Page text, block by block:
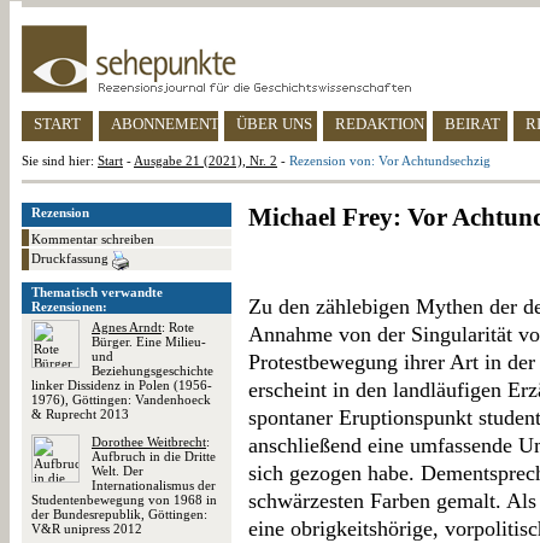
START ABONNEMENT ÜBER UNS REDAKTION BEIRAT
Sie sind hier: Start - Ausgabe 21 (2021), Nr. 2 - Rezension von: Vor Achtundsechzig
Rezension
Kommentar schreiben
Druckfassung
Thematisch verwandte
Rezensionen:
Agnes Arndt: Rote
Bürger. Eine Milieu-
und
Beziehungsgeschichte
linker Dissidenz in Polen (1956-
1976), Göttingen: Vandenhoeck
& Ruprecht 2013
Dorothee Weitbrecht:
Aufbruch in die Dritte
Welt. Der
Internationalismus der
Studentenbewegung von 1968 in
der Bundesrepublik, Göttingen:
V&R unipress 2012
Michael Frey: Vor
Zu den zählebigen Mythen der
Annahme von der Singularität
Protestbewegung ihrer Art in
erscheint in den landläufigen
spontaner Eruptionspunkt
anschließend eine umfassende
sich gezogen habe.
schwärzesten Farben gemalt.
eine obrigkeitshörige,